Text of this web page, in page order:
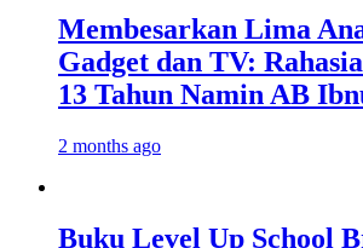
Membesarkan Lima
Gadget dan TV:
13 Tahun Namin AB
2 months ago
Buku Level Up School